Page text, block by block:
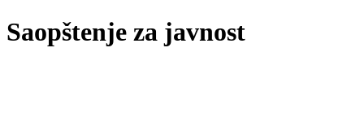
Saopštenje za javnost